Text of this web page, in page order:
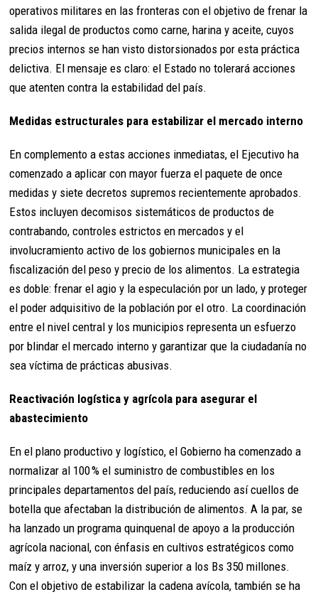
operativos militares en las fronteras con el objetivo de frenar la
salida ilegal de productos como carne, harina y aceite, cuyos
precios internos se han visto distorsionados por esta práctica
delictiva. El mensaje es claro: el Estado no tolerará acciones
que atenten contra la estabilidad del país.
Medidas estructurales para estabilizar el mercado interno
En complemento a estas acciones inmediatas, el Ejecutivo ha
comenzado a aplicar con mayor fuerza el paquete de once
medidas y siete decretos supremos recientemente aprobados.
Estos incluyen decomisos sistemáticos de productos de
contrabando, controles estrictos en mercados y el
involucramiento activo de los gobiernos municipales en la
fiscalización del peso y precio de los alimentos. La estrategia
es doble: frenar el agio y la especulación por un lado, y proteger
el poder adquisitivo de la población por el otro. La coordinación
entre el nivel central y los municipios representa un esfuerzo
por blindar el mercado interno y garantizar que la ciudadanía no
sea víctima de prácticas abusivas.
Reactivación logística y agrícola para asegurar el
abastecimiento
En el plano productivo y logístico, el Gobierno ha comenzado a
normalizar al 100 % el suministro de combustibles en los
principales departamentos del país, reduciendo así cuellos de
botella que afectaban la distribución de alimentos. A la par, se
ha lanzado un programa quinquenal de apoyo a la producción
agrícola nacional, con énfasis en cultivos estratégicos como
maíz y arroz, y una inversión superior a los Bs 350 millones.
Con el objetivo de estabilizar la cadena avícola, también se ha